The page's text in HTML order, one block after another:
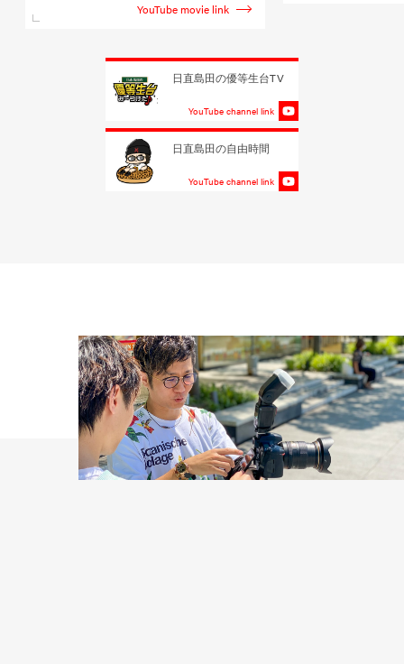
YouTube movie link
日直島田の優等生台TV
YouTube channel link
日直島田の自由時間
YouTube channel link